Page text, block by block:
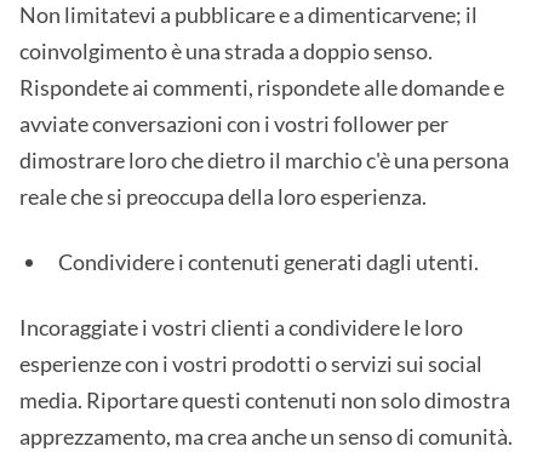
Non limitatevi a pubblicare e a dimenticarvene; il
coinvolgimento è una strada a doppio senso.
Rispondete ai commenti, rispondete alle domande e
avviate conversazioni con i vostri follower per
dimostrare loro che dietro il marchio c'è una persona
reale che si preoccupa della loro esperienza.
Condividere i contenuti generati dagli utenti.
Incoraggiate i vostri clienti a condividere le loro
esperienze con i vostri prodotti o servizi sui social
media. Riportare questi contenuti non solo dimostra
apprezzamento, ma crea anche un senso di comunità.